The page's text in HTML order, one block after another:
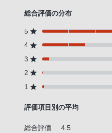
総合評価の分布
5
4
3
2
1
評価項目別の平均
総合評価 4.5